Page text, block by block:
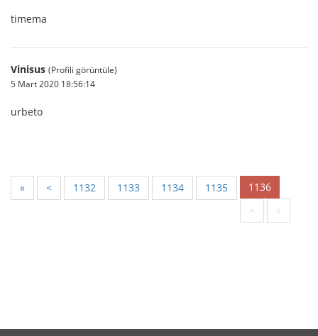
timema
Vinisus (Profili görüntüle)
5 Mart 2020 18:56:14
urbeto
« < 1132 1133 1134 1135
1136
>
»